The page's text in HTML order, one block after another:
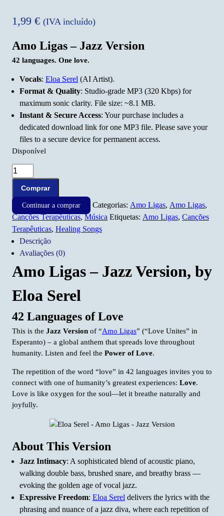
1,99 € (IVA incluído)
Amo Ligas – Jazz Version
42 languages. One love.
Vocals: Eloa Serel (AI Artist).
Format & Quality: Studio-grade MP3 (320 Kbps) for
maximum sonic clarity. File size: ~8.1 MB.
Instant & Secure Access: Your purchase includes a
dedicated download link for one MP3 file. Please save your
files to a secure device for permanent access.
Disponível
Quantidade
de
Amo
Ligas
–
Jazz
Version
Comprar
Continuar a comprar Categorias: Amo Ligas, Amo Ligas,
Canções Terapêuticas,Música Etiquetas: Amo Ligas, Canções
Terapêuticas, Healing Songs
Descrição
Avaliações (0)
Amo Ligas – Jazz Version, by
Eloa Serel
42 Languages of Love
This is the Jazz Version of “Amo Ligas” (“Love Unites” in
Esperanto) – a global anthem that spreads love throughout
humanity. Listen and feel the Power of Love.
The repetition of the word “love” in 42 languages invites you to
connect with one of humanity’s greatest experiences: Love.
Love is like oxygen for the soul—let it breathe naturally and
joyfully.
About This Version
Jazz Intimacy: A sophisticated blend of acoustic piano,
walking double bass, brushed snare, and breathy brass —
evoking the golden age of vocal jazz.
Expressive Freedom: Eloa Serel delivers the lyrics with the
phrasing and nuance of a jazz diva, where each repetition of